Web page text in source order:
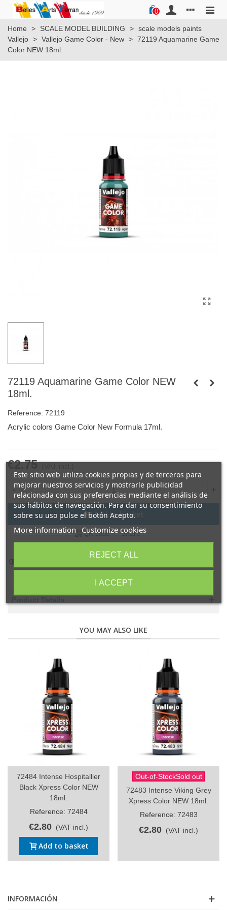
0
Home > SCALE MODEL BUILDING > scale models paints
Vallejo > Vallejo Game Color - New > 72119 Aquamarine Game
Color NEW 18ml.
72119 Aquamarine Game Color NEW
18ml.
Reference: 72119
Acrylic colors Game Color New Formula 17ml.
€2.75
- +
Add to basket
QR code Share
YOU MAY ALSO LIKE
72484 Intense Hospitallier
Black Xpress Color NEW
18ml.
Reference: 72484
€2.80 (VAT incl.)
Add to basket
Out-of-StockSold out
72483 Intense Viking Grey
Xpress Color NEW 18ml.
Reference: 72483
€2.80 (VAT incl.)
INFORMACIÓN
Este sitio web utiliza cookies propias y de terceros para
mejorar nuestros servicios y mostrarle publicidad
relacionada con sus preferencias mediante el análisis de
sus hábitos de navegación. Para dar su consentimiento
sobre su uso pulse el botón Acepto.
More information Customize cookies
REJECT ALL
I ACCEPT